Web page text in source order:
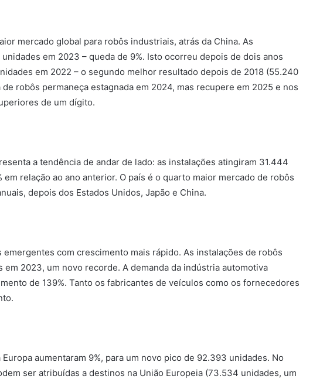
mercado global para robôs industriais, atrás da China. As
em 2023 – queda de 9%. Isto ocorreu depois de dois anos
em 2022 – o segundo melhor resultado depois de 2018 (55.240
robôs permaneça estagnada em 2024, mas recupere em 2025 e nos
de um dígito.
a tendência de andar de lado: as instalações atingiram 31.444
em relação ao ano anterior. O país é o quarto maior mercado de robôs
depois dos Estados Unidos, Japão e China.
emergentes com crescimento mais rápido. As instalações de robôs
em 2023, um novo recorde. A demanda da indústria automotiva
de 139%. Tanto os fabricantes de veículos como os fornecedores
aumentaram 9%, para um novo pico de 92.393 unidades. No
ser atribuídas a destinos na União Europeia (73.534 unidades, um